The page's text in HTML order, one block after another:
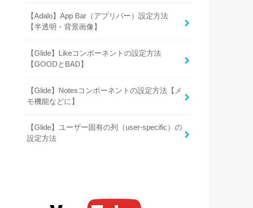
【Adalo】App Bar（アプリバー）設定方法
【半透明・背景画像】
【Glide】Likeコンポーネントの設定方法
【GOODとBAD】
【Glide】Notesコンポーネントの設定方法【メ
モ機能などに】
【Glide】ユーザー固有の列（user-specific）の
設定方法